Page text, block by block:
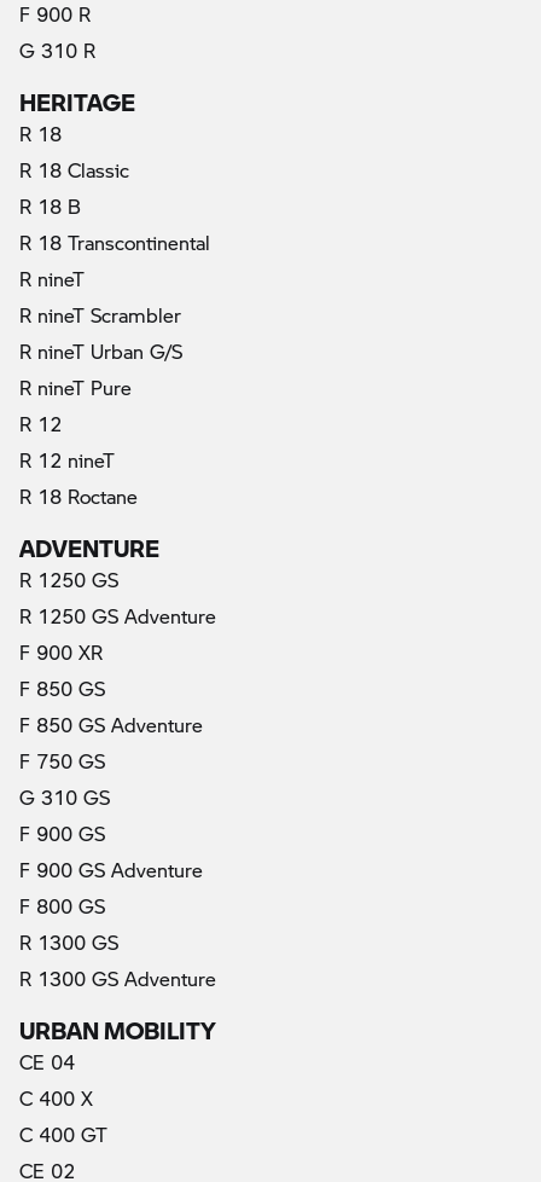
F 900 R
G 310 R
HERITAGE
R 18
R 18 Classic
R 18 B
R 18 Transcontinental
R nineT
R nineT Scrambler
R nineT Urban G/S
R nineT Pure
R 12
R 12 nineT
R 18 Roctane
ADVENTURE
R 1250 GS
R 1250 GS Adventure
F 900 XR
F 850 GS
F 850 GS Adventure
F 750 GS
G 310 GS
F 900 GS
F 900 GS Adventure
F 800 GS
R 1300 GS
R 1300 GS Adventure
URBAN MOBILITY
CE 04
C 400 X(актуални)
C 400 GT
CE 02